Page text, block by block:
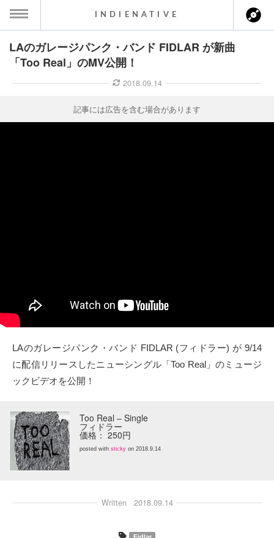
MENU
SOCIAL
Twitter
Facebook
instagram
Tumblr
Soundcloud
to indienative
INDIENATIVE
LAのガレージパンク・バンド FIDLAR が新曲
「Too Real」のMV公開！
2018.09.14
記事には広告を含む場合があります
LAのガレージパンク・バンド FIDLAR (フィドラー) が 9/14
に配信リリースしたニューシングル「Too Real」のミュージ
ックビデオを公開！
Too Real – Single
フィドラー
価格： 250円
posted with sticky on 2018.9.14
Written 2018.09.14